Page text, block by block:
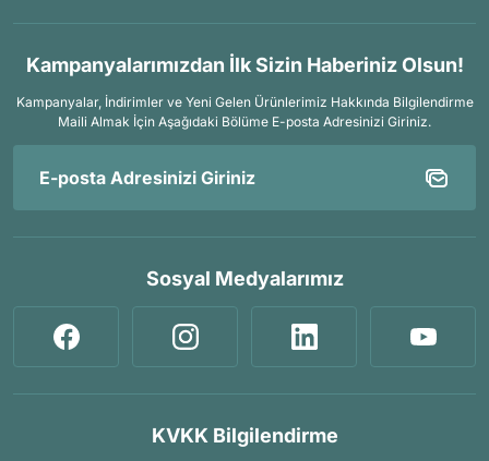
Kampanyalarımızdan İlk Sizin Haberiniz Olsun!
Kampanyalar, İndirimler ve Yeni Gelen Ürünlerimiz Hakkında Bilgilendirme
Maili Almak İçin Aşağıdaki Bölüme E-posta Adresinizi Giriniz.
Sosyal Medyalarımız
KVKK Bilgilendirme